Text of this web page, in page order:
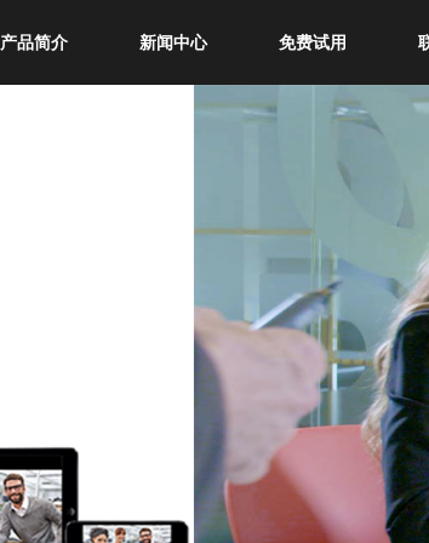
产品简介 新闻中心 免费试用